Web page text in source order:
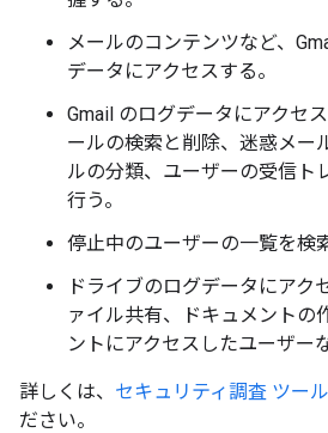
メールのコンテンツなど、
データにアクセスする。
Gmail のログデータにアクセ
ールの検索と削除、迷惑メー
ルの分類、ユーザーの受信ト
行う。
停止中のユーザーの一覧を検
ドライブのログデータにアク
ァイル共有、ドキュメントの
ントにアクセスしたユーザー
詳しくは、 セキュリティ調査 ツール
ださい。